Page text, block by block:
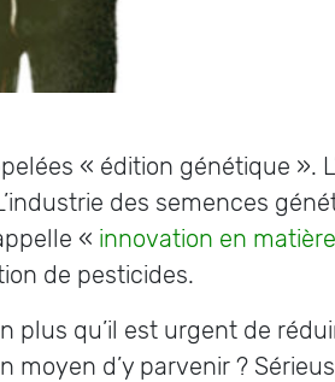
« édition génétique ».
des semences
« innovation en
de pesticides.
plus qu’il est urgent de
moyen d’y parvenir ?